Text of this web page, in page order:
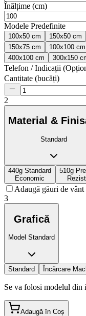
Înălțime (cm)
Modele Predefinite
100x50 cm 150x50 cm
150x75 cm
100x100 cm
400x100 cm
300x150
Telefon / Indicații
Cantitate (bucăți)
2
Material &
Standard
440g Standard
Economic
510g
Adaugă găuri de vânt
3
Grafică
Model Standard
Standard Încărcare
Se va folosi modelul din
Adaugă în Coș